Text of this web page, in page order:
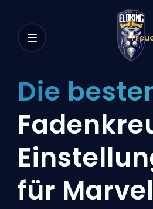
Die
für